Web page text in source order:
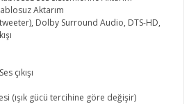
Aktarım
Dolby Surround Audio, DTS-HD,
çıkışı
(ışık gücü tercihine göre değişir)